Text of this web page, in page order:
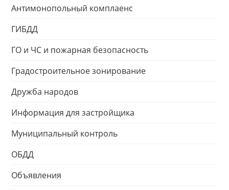
Антимонопольный комплаенс
ГИБДД
ГО и ЧС и пожарная безопасность
Градостроительное зонирование
Дружба народов
Информация для застройщика
Муниципальный контроль
ОБДД
Объявления